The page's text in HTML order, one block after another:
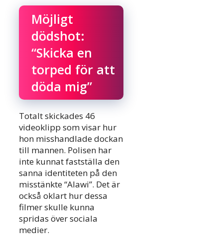
Möjligt
dödshot:
“Skicka en
torped för att
döda mig”
Totalt skickades 46
videoklipp som visar hur
hon misshandlade dockan
till mannen. Polisen har
inte kunnat fastställa den
sanna identiteten på den
misstänkte “Alawi”. Det är
också oklart hur dessa
filmer skulle kunna
spridas över sociala
medier.